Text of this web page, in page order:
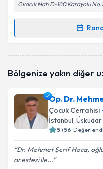
Ovacık Mah D-100 Karayolu
Randevu Takvimi
oluşturun. Size bu
E-posta Adresiniz
Kişisel verilerimin
Metni
Bölgenize yakın diğer
Op. Dr.
Çocuk Cerrahisi
İstanbul, Üsküdar
5 (56
Dr. Mehmet Şerif Hoca,
anestezi ile...